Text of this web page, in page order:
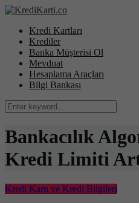
Kredi Kartları
Krediler
Banka Müşterisi Ol
Mevduat
Hesaplama Araçları
Bilgi Bankası
Bankacılık
Kredi Limiti
Kredi Kartı ve Kredi Bilgileri